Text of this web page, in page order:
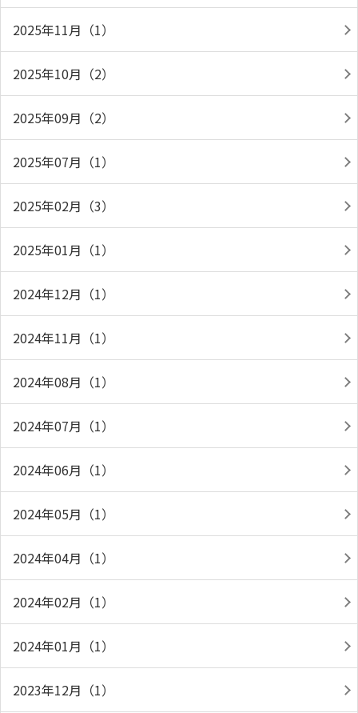
2025年11月（1）
2025年10月（2）
2025年09月（2）
2025年07月（1）
2025年02月（3）
2025年01月（1）
2024年12月（1）
2024年11月（1）
2024年08月（1）
2024年07月（1）
2024年06月（1）
2024年05月（1）
2024年04月（1）
2024年02月（1）
2024年01月（1）
2023年12月（1）